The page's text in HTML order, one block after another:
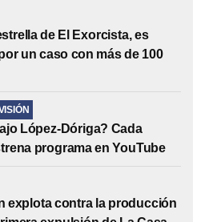
de El Exorcista, es
un caso con más de 100
López-Dóriga? Cada
programa en YouTube
explota contra la producción